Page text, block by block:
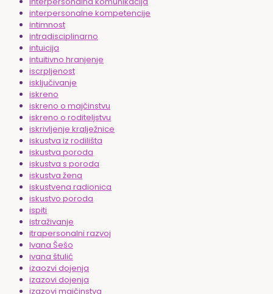
interpersonalne kompetencije
intimnost
intradisciplinarno
intuicija
intuitivno hranjenje
iscrpljenost
isključivanje
iskreno
iskreno o majčinstvu
iskreno o roditeljstvu
iskrivljenje kralježnice
iskustva iz rodilišta
iskustva poroda
iskustva s poroda
iskustva žena
iskustvena radionica
iskustvo poroda
ispiti
istraživanje
itrapersonalni razvoj
Ivana Šešo
ivana štulić
izaozvi dojenja
izazovi dojenja
izazovi majčinstva